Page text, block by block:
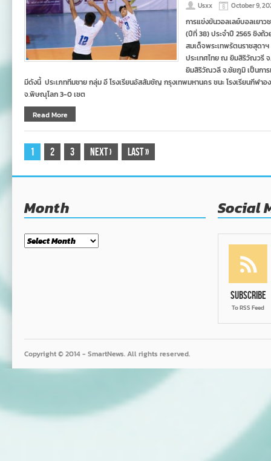
Usxx October 9,
การแข่งขันวอลเลย์บอลเยาว
(ปีที่ 38) ประจำปี 2565 ชิงถ้
สมเด็จพระเทพรัตนราชสุดา
ประเทศไทย ณ ยิมสิริวัณวรี
ยิมสิริวัณวลี จ.ชัยภูมิ เป็นกา
มีดังนี้ ประเภททีมชาย กลุ่ม อี โรงเรียนอัสสัมชัญ กรุงเทพมหานคร ชนะ โรงเรียนกีฬา
จ.พิษณุโลก 3-0 เซต
Read More
1 2 3 Next› Last»
Month
Month
Social
Subscribe
To RSS Feed
Copyright © 2014 - SmartNews. All rights reserved.